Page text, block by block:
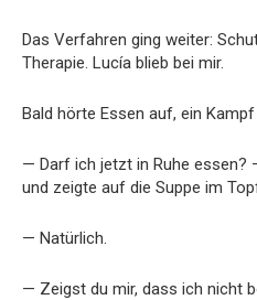
Das Verfahren ging weiter:
Therapie. Lucía blieb bei mir.
Bald hörte Essen auf, ein
— Darf ich jetzt in Ruhe
und zeigte auf die Suppe im
— Natürlich.
— Zeigst du mir, dass ich nicht